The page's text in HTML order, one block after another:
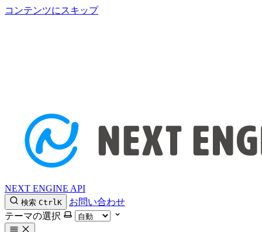
コンテンツにスキップ
NEXT ENGINE API
検索 CtrlK
お問い合わせ
テーマの選択